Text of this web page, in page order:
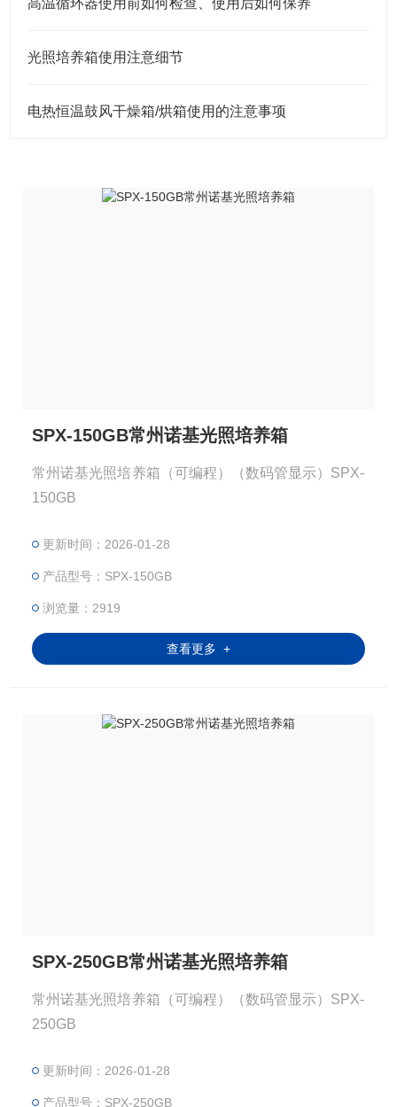
高温循环器使用前如何检查、使用后如何保养
光照培养箱使用注意细节
电热恒温鼓风干燥箱/烘箱使用的注意事项
SPX-150GB常州诺基光照培养箱
常州诺基光照培养箱（可编程）（数码管显示）SPX-
150GB
更新时间：2026-01-28
产品型号：SPX-150GB
浏览量：2919
查看更多 +
SPX-250GB常州诺基光照培养箱
常州诺基光照培养箱（可编程）（数码管显示）SPX-
250GB
更新时间：2026-01-28
产品型号：SPX-250GB